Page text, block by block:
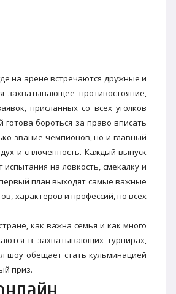
на арене встречаются дружные и
захватывающее противостояние,
присланных со всех уголков
бороться за право вписать
звание чемпионов, но и главный
и сплоченность. Каждый выпуск
на ловкость, смекалку и
план выходят самые важные
характеров и профессий, но всех
как важна семья и как много
в захватывающих турнирах,
шоу обещает стать кульминацией
приз.